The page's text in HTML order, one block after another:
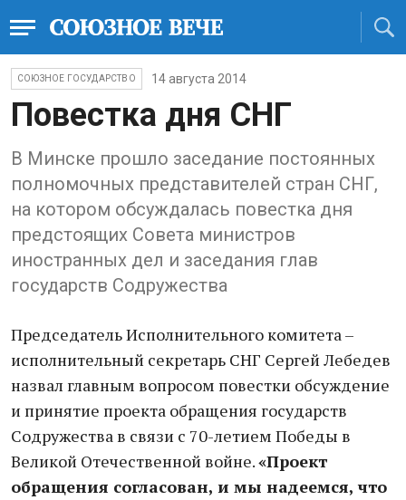
СОЮЗНОЕ ГОСУДАРСТВО 14 августа 2014
Повестка дня СНГ
В Минске прошло заседание постоянных
полномочных представителей стран СНГ,
на котором обсуждалась повестка дня
предстоящих Совета министров
иностранных дел и заседания глав
государств Содружества
Председатель Исполнительного комитета –
исполнительный секретарь СНГ Сергей Лебедев
назвал главным вопросом повестки обсуждение
и принятие проекта обращения государств
Содружества в связи с 70-летием Победы в
Великой Отечественной войне.«Проект
обращения согласован, и мы надеемся, что